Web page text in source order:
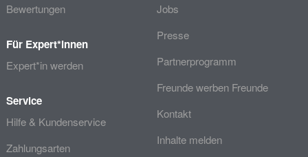
Bewertungen
Für Expert*innen
Expert*in werden
Service
Hilfe & Kundenservice
Zahlungsarten
Jobs
Presse
Partnerprogramm
Freunde werben Freunde
Kontakt
Inhalte melden